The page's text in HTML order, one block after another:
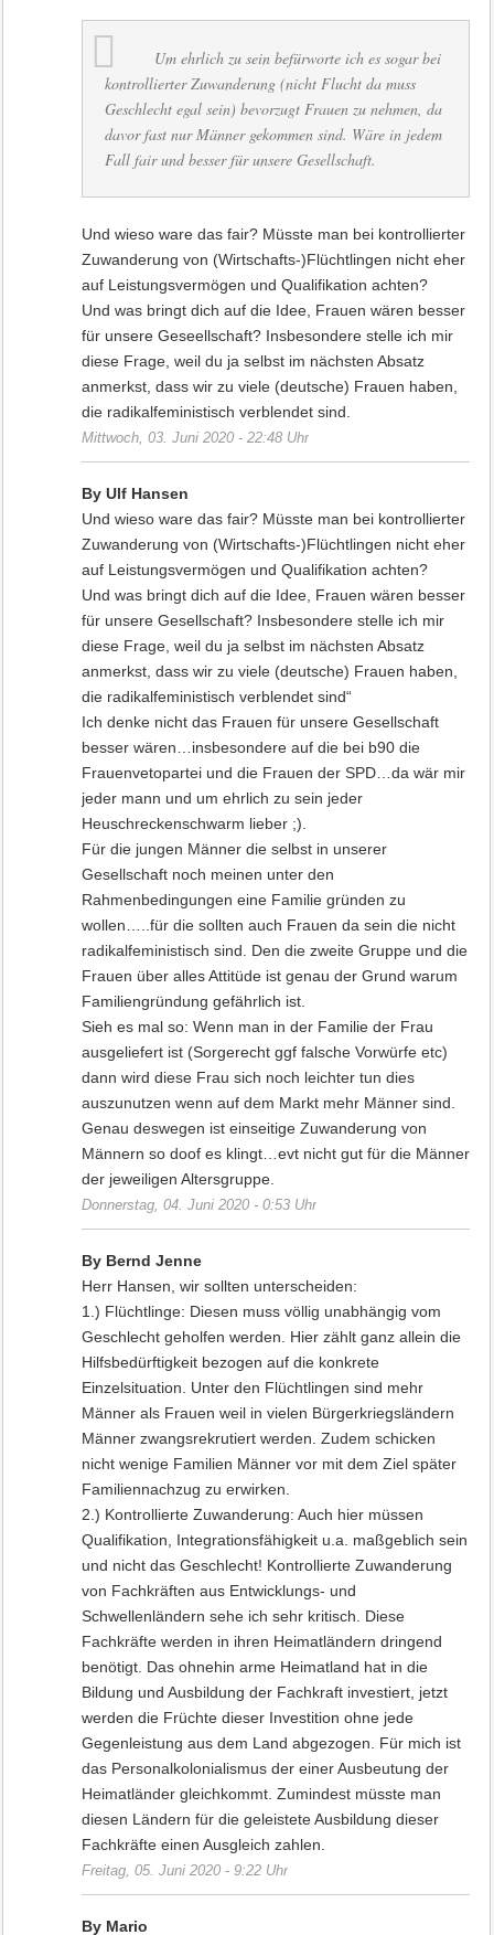
Um ehrlich zu sein befürworte ich es sogar bei
kontrollierter Zuwanderung (nicht Flucht da muss
Geschlecht egal sein) bevorzugt Frauen zu nehmen, da
davor fast nur Männer gekommen sind. Wäre in jedem
Fall fair und besser für unsere Gesellschaft.
Und wieso ware das fair? Müsste man bei kontrollierter
Zuwanderung von (Wirtschafts-)Flüchtlingen nicht eher
auf Leistungsvermögen und Qualifikation achten?
Und was bringt dich auf die Idee, Frauen wären besser
für unsere Geseellschaft? Insbesondere stelle ich mir
diese Frage, weil du ja selbst im nächsten Absatz
anmerkst, dass wir zu viele (deutsche) Frauen haben,
die radikalfeministisch verblendet sind.
Mittwoch, 03. Juni 2020 - 22:48 Uhr
By Ulf Hansen
Und wieso ware das fair? Müsste man bei kontrollierter
Zuwanderung von (Wirtschafts-)Flüchtlingen nicht eher
auf Leistungsvermögen und Qualifikation achten?
Und was bringt dich auf die Idee, Frauen wären besser
für unsere Gesellschaft? Insbesondere stelle ich mir
diese Frage, weil du ja selbst im nächsten Absatz
anmerkst, dass wir zu viele (deutsche) Frauen haben,
die radikalfeministisch verblendet sind“
Ich denke nicht das Frauen für unsere Gesellschaft
besser wären…insbesondere auf die bei b90 die
Frauenvetopartei und die Frauen der SPD…da wär mir
jeder mann und um ehrlich zu sein jeder
Heuschreckenschwarm lieber ;).
Für die jungen Männer die selbst in unserer
Gesellschaft noch meinen unter den
Rahmenbedingungen eine Familie gründen zu
wollen…..für die sollten auch Frauen da sein die nicht
radikalfeministisch sind. Den die zweite Gruppe und die
Frauen über alles Attitüde ist genau der Grund warum
Familiengründung gefährlich ist.
Sieh es mal so: Wenn man in der Familie der Frau
ausgeliefert ist (Sorgerecht ggf falsche Vorwürfe etc)
dann wird diese Frau sich noch leichter tun dies
auszunutzen wenn auf dem Markt mehr Männer sind.
Genau deswegen ist einseitige Zuwanderung von
Männern so doof es klingt…evt nicht gut für die Männer
der jeweiligen Altersgruppe.
Donnerstag, 04. Juni 2020 - 0:53 Uhr
By Bernd Jenne
Herr Hansen, wir sollten unterscheiden:
1.) Flüchtlinge: Diesen muss völlig unabhängig vom
Geschlecht geholfen werden. Hier zählt ganz allein die
Hilfsbedürftigkeit bezogen auf die konkrete
Einzelsituation. Unter den Flüchtlingen sind mehr
Männer als Frauen weil in vielen Bürgerkriegsländern
Männer zwangsrekrutiert werden. Zudem schicken
nicht wenige Familien Männer vor mit dem Ziel später
Familiennachzug zu erwirken.
2.) Kontrollierte Zuwanderung: Auch hier müssen
Qualifikation, Integrationsfähigkeit u.a. maßgeblich sein
und nicht das Geschlecht! Kontrollierte Zuwanderung
von Fachkräften aus Entwicklungs- und
Schwellenländern sehe ich sehr kritisch. Diese
Fachkräfte werden in ihren Heimatländern dringend
benötigt. Das ohnehin arme Heimatland hat in die
Bildung und Ausbildung der Fachkraft investiert, jetzt
werden die Früchte dieser Investition ohne jede
Gegenleistung aus dem Land abgezogen. Für mich ist
das Personalkolonialismus der einer Ausbeutung der
Heimatländer gleichkommt. Zumindest müsste man
diesen Ländern für die geleistete Ausbildung dieser
Fachkräfte einen Ausgleich zahlen.
Freitag, 05. Juni 2020 - 9:22 Uhr
By Mario